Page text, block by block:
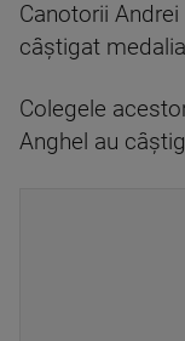
Canotorii
câștigat
Colegele
Anghel au